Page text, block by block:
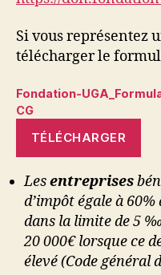
Si vous représentez
télécharger le
Fondation-
CG
TÉLÉCHARGER
Lesentreprises
d’impôt égale à
dans la limite de 5
20 000€ lorsque ce
élevé (Code général